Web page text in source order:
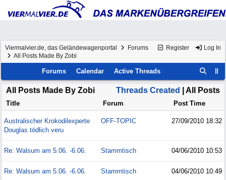
Register Log In
Viermalvier.de, das Geländewagenportal
Forums
All Posts Made By Zobi
Forums Calendar Active Threads
Threads Created | All Posts
All Posts Made By Zobi
Title Forum Post Time
Australischer Krokodilexperte
Douglas tödlich veru
OFF-TOPIC 27/09/2010 18:32
Re: Walsum am 5.06. -6.06. Stammtisch 04/06/2010 10:53
Re: Walsum am 5.06. -6.06. Stammtisch 04/06/2010 10:49